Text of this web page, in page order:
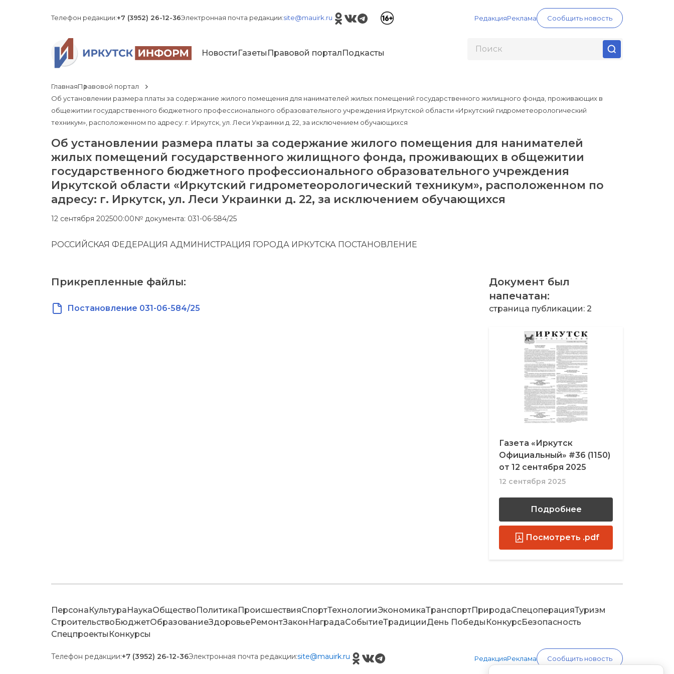
Телефон редакции:+7 (3952) 26-12-36Электронная почта редакции:site@mauirk.ru РедакцияРеклама Сообщить новость
Новости Газеты Правовой портал Подкасты
ГлавнаяПравовой портал
Об установлении размера платы за содержание жилого помещения для нанимателей жилых помещений государственного жилищного фонда, проживающих в
общежитии государственного бюджетного профессионального образовательного учреждения Иркутской области «Иркутский гидрометеорологический
техникум», расположенном по адресу: г. Иркутск, ул. Леси Украинки д. 22, за исключением обучающихся
Об установлении размера платы за содержание жилого помещения для нанимателей
жилых помещений государственного жилищного фонда, проживающих в общежитии
государственного бюджетного профессионального образовательного учреждения
Иркутской области «Иркутский гидрометеорологический техникум», расположенном по
адресу: г. Иркутск, ул. Леси Украинки д. 22, за исключением обучающихся
12 сентября 202500:00№ документа: 031-06-584/25
РОССИЙСКАЯ ФЕДЕРАЦИЯ АДМИНИСТРАЦИЯ ГОРОДА ИРКУТСКА ПОСТАНОВЛЕНИЕ
Прикрепленные файлы:
Постановление 031-06-584/25
Документ был
напечатан:
страница публикации: 2
Газета «Иркутск
Официальный» #36 (1150)
от 12 сентября 2025
12 сентября 2025
Подробнее
Посмотреть .pdf
Персона Культура НаукаОбщество Политика ПроисшествияСпортТехнологииЭкономикаТранспортПриродаСпецоперацияТуризм
Строительство БюджетОбразованиеЗдоровьеРемонтЗакон НаградаСобытиеТрадицииДень Победы КонкурсБезопасность
Спецпроекты Конкурсы
Телефон редакции:+7 (3952) 26-12-36Электронная почта редакции:site@mauirk.ru РедакцияРеклама Сообщить новость